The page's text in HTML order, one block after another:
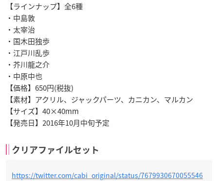
【ラインナップ】全6種
・中島敦
・太宰治
・国木田独歩
・江戸川乱歩
・芥川龍之介
・中原中也
【価格】650円(税抜)
【素材】アクリル、ジャックパーツ、カニカン、マルカン
【サイズ】40×40mm
【発売日】2016年10月中旬予定
クリアファイルセット
https://twitter.com/cabi_original/status/7679930670055546